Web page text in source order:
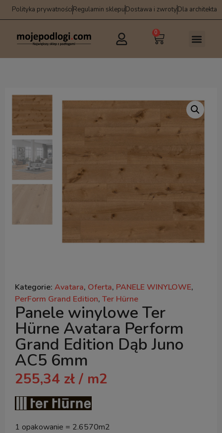
Polityka prywatnościRegulamin sklepuDostawa i zwrotyDla architekta
0
Kategorie: Avatara, Oferta, PANELE WINYLOWE,
PerForm Grand Edition, Ter Hürne
Panele winylowe Ter
Hürne Avatara Perform
Grand Edition Dąb Juno
AC5 6mm
255,34 zł / m2
1 opakowanie = 2.6570m2